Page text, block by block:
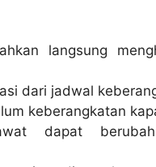
langsung
dari jadwal
keberangkatan
dapat